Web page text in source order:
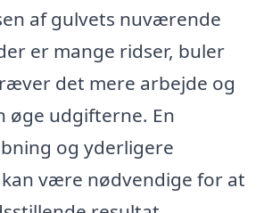
af gulvets nuværende
er mange ridser, buler
det mere arbejde og
øge udgifterne. En
og yderligere
være nødvendige for at